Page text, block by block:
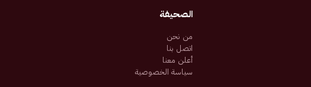
الصحيفة
من نحن
اتصل بنا
أعلن معنا
سياسة الخصوصية